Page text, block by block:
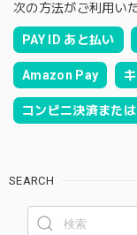
次の方法がご利用い
PAY ID あと払い
Amazon Pay
コンビニ決済また
SEARCH